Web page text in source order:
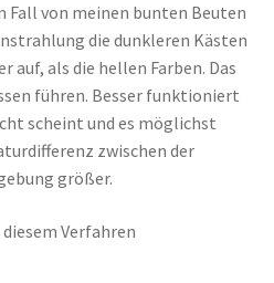
von meinen bunten Beuten
die dunkleren Kästen
auf, als die hellen Farben. Das
führen. Besser funktioniert
scheint und es möglichst
zwischen der
größer.
Verfahren